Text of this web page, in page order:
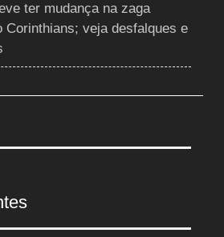
ter mudança na zaga
Corinthians; veja desfalques e